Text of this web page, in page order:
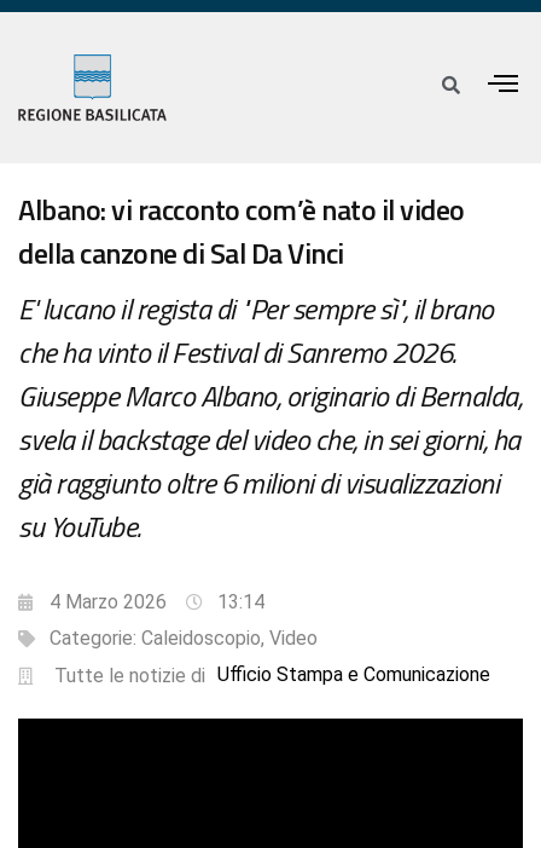
Albano: vi racconto com’è nato il video
della canzone di Sal Da Vinci
E' lucano il regista di "Per sempre sì", il brano
che ha vinto il Festival di Sanremo 2026.
Giuseppe Marco Albano, originario di Bernalda,
svela il backstage del video che, in sei giorni, ha
già raggiunto oltre 6 milioni di visualizzazioni
su YouTube.
4 Marzo 2026
13:14
Categorie: Caleidoscopio, Video
Tutte le notizie di Ufficio Stampa e Comunicazione